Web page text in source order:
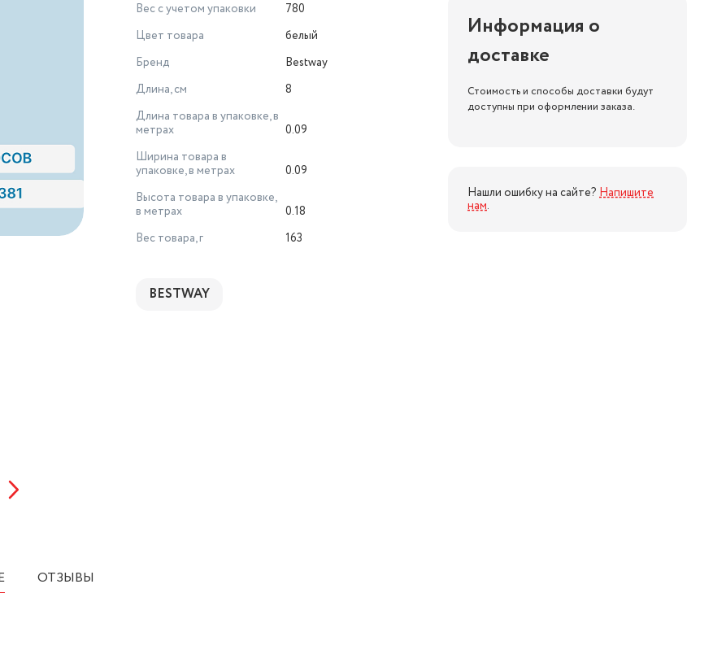
Вес с учетом упаковки
780
Цвет товара
белый
Бренд
Bestway
Длина, см
8
Длина товара в упаковке, в
метрах
0.09
Ширина товара в
упаковке, в метрах
0.09
Высота товара в упаковке,
в метрах
0.18
Вес товара, г
163
BESTWAY
Информация о
доставке
Стоимость и способы доставки будут
доступны при оформлении заказа.
Нашли ошибку на сайте? Напишите
нам.
ОТЗЫВЫ